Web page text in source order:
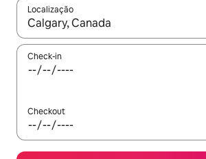
Localização
Quando os resultados estiverem
Check-in
Checkout